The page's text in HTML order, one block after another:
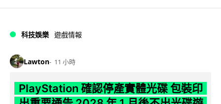
科技娛樂 遊戲情報
Lawton 11 小時
PlayStation 確認停產實體光碟 包裝印